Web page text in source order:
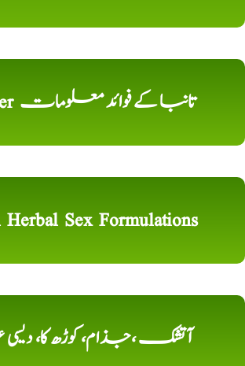
Copper تانبا کے فوائد معلومات
Sex Formulations
آتشک ،جذام، کوڑھ کا،